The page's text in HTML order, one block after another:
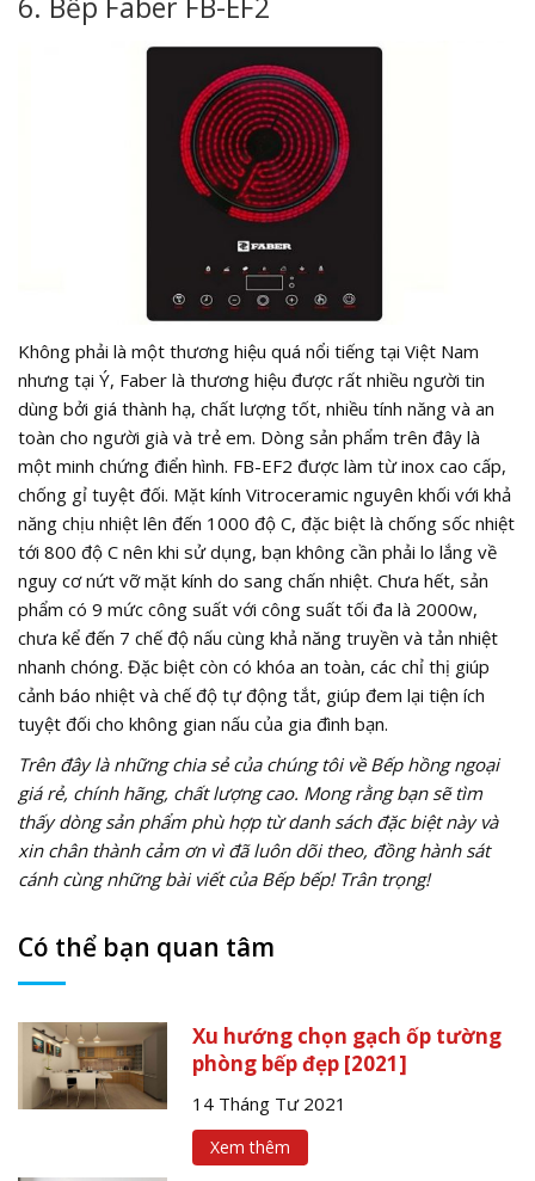
Không phải là một thương hiệu quá nổi tiếng tại Việt Nam
nhưng tại Ý, Faber là thương hiệu được rất nhiều người tin
dùng bởi giá thành hạ, chất lượng tốt, nhiều tính năng và an
toàn cho người già và trẻ em. Dòng sản phẩm trên đây là
một minh chứng điển hình. FB-EF2 được làm từ inox cao cấp,
chống gỉ tuyệt đối. Mặt kính Vitroceramic nguyên khối với khả
năng chịu nhiệt lên đến 1000 độ C, đặc biệt là chống sốc nhiệt
tới 800 độ C nên khi sử dụng, bạn không cần phải lo lắng về
nguy cơ nứt vỡ mặt kính do sang chấn nhiệt. Chưa hết, sản
phẩm có 9 mức công suất với công suất tối đa là 2000w,
chưa kể đến 7 chế độ nấu cùng khả năng truyền và tản nhiệt
nhanh chóng. Đặc biệt còn có khóa an toàn, các chỉ thị giúp
cảnh báo nhiệt và chế độ tự động tắt, giúp đem lại tiện ích
tuyệt đối cho không gian nấu của gia đình bạn.
Trên đây là những chia sẻ của chúng tôi về Bếp hồng ngoại
giá rẻ, chính hãng, chất lượng cao. Mong rằng bạn sẽ tìm
thấy dòng sản phẩm phù hợp từ danh sách đặc biệt này và
xin chân thành cảm ơn vì đã luôn dõi theo, đồng hành sát
cánh cùng những bài viết của Bếp bếp! Trân trọng!
Có thể bạn quan tâm
Xu hướng chọn gạch ốp tường
phòng bếp đẹp [2021]
14 Tháng Tư 2021
Xem thêm